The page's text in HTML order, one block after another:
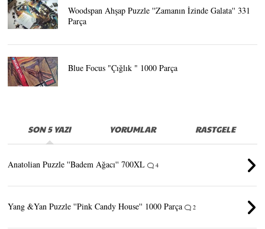
Woodspan Ahşap Puzzle ''Zamanın İzinde Galata'' 331
Parça
Blue Focus "Çığlık " 1000 Parça
SON 5 YAZI YORUMLAR RASTGELE
Anatolian Puzzle ''Badem Ağacı'' 700XL 4
Yang &Yan Puzzle ''Pink Candy House'' 1000 Parça 2